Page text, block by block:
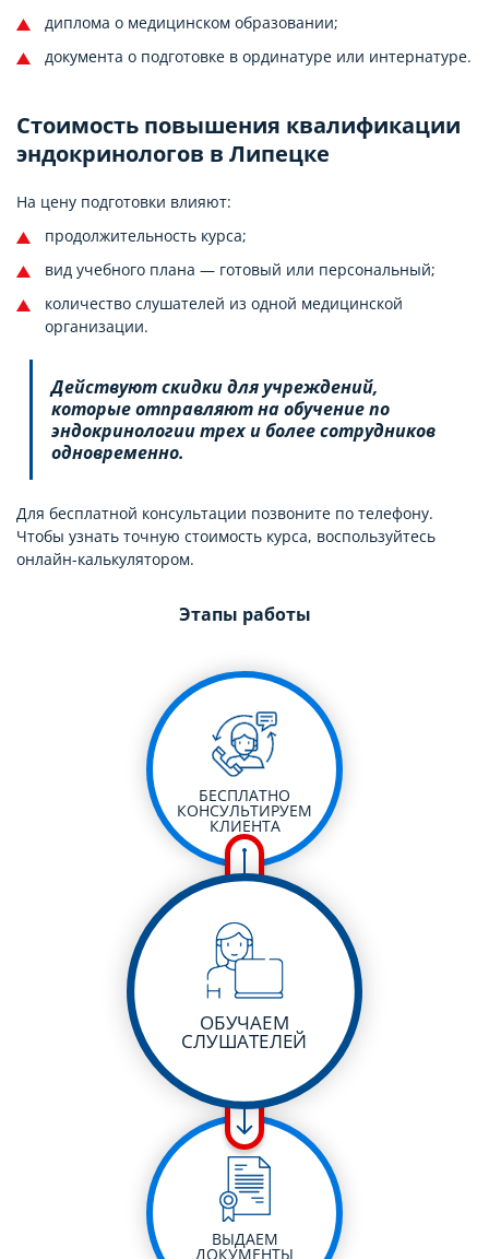
диплома о медицинском образовании;
документа о подготовке в ординатуре или интернатуре.
Стоимость повышения квалификации
эндокринологов в Липецке
На цену подготовки влияют:
продолжительность курса;
вид учебного плана — готовый или персональный;
количество слушателей из одной медицинской
организации.
Действуют скидки для учреждений,
которые отправляют на обучение по
эндокринологии трех и более сотрудников
одновременно.
Для бесплатной консультации позвоните по телефону.
Чтобы узнать точную стоимость курса, воспользуйтесь
онлайн-калькулятором.
Этапы работы
БЕСПЛАТНО
КОНСУЛЬТИРУЕМ
КЛИЕНТА
ОБУЧАЕМ
СЛУШАТЕЛЕЙ
ВЫДАЕМ
ДОКУМЕНТЫ